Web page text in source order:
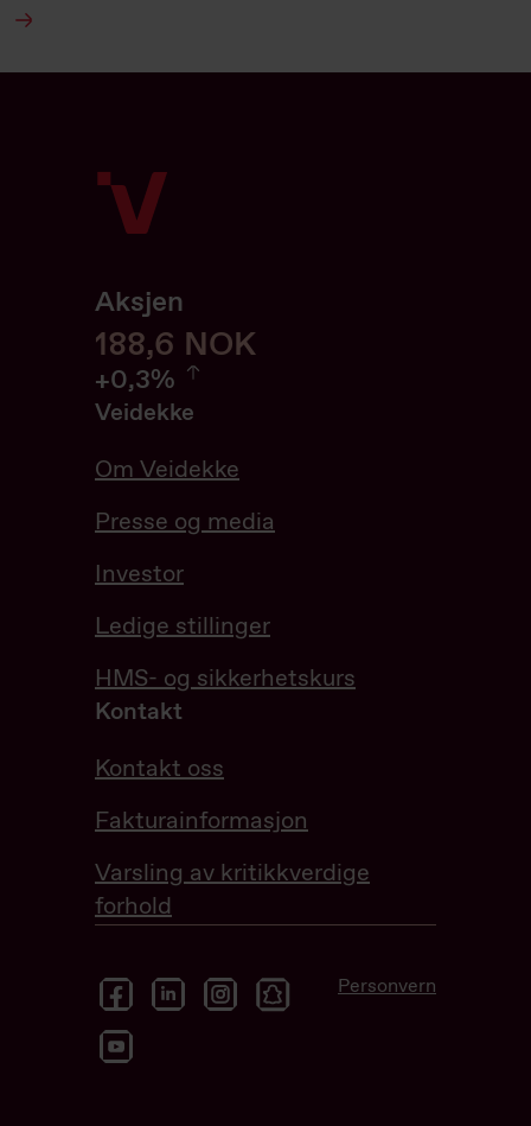
Aksjen
188,6 NOK188,6
+0,3%
0.32%
Veidekke
Om Veidekke
Presse og media
Investor
Ledige stillinger
HMS- og sikkerhetskurs
Kontakt
Kontakt oss
Fakturainformasjon
Varsling av kritikkverdige
forhold
facebooklinkedininstagramsnapchat
youtube
Personvern